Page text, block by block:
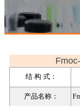
结 构 式：
产品名称：